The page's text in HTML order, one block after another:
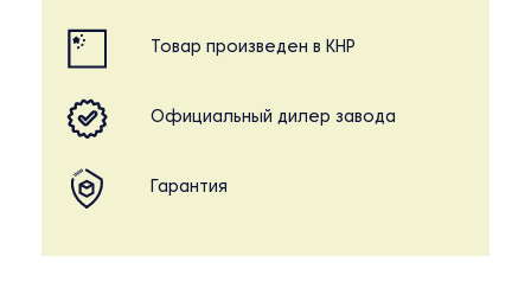
Товар произведен в КНР
Официальный дилер завода
Гарантия